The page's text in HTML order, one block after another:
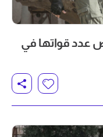
عدد قواتها في